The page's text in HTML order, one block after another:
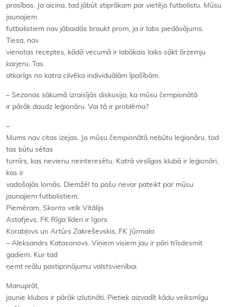
prasības. Ja aicina, tad jābūt stiprākam par vietējo futbolistu. Mūsu
jaunajiem
futbolistiem nav jābaidās braukt prom, ja ir labs piedāvājums.
Tiesa, nav
vienotas receptes, kādā vecumā ir labākais laiks sākt ārzemju
karjeru. Tas
atkarīgs no katra cilvēka individuālām īpašībām.
– Sezonas sākumā izraisījās diskusija, ka mūsu čempionātā
ir pārāk daudz leģionāru. Vai tā ir problēma?
–
Mums nav citas izejas. Ja mūsu čempionātā nebūtu leģionāru, tad
tas būtu sētas
turnīrs, kas nevienu neinteresētu. Katrā virslīgas klubā ir leģionāri,
kas ir
vadošajās lomās. Diemžēl to pašu nevar pateikt par mūsu
jaunajiem futbolistiem.
Piemēram, Skonto velk Vitālijs
Astafjevs, FK Rīga līderi ir Igors
Korabļovs un Artūrs Zakreševskis, FK Jūrmala
– Aleksandrs Katasonovs. Viņiem visiem jau ir pāri trīsdesmit
gadiem. Kur tad
ņemt reālu pastiprinājumu valstsvienībai.
Manuprāt,
jaunie klubos ir pārāk izlutināti. Pietiek aizvadīt kādu veiksmīgu